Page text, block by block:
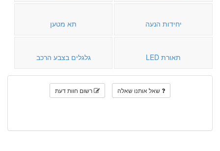
יחידות הנעה תא מטען
תאורת LED גלגלים בצבע הרכב
שאל אותנו שאלה רשום חוות דעת